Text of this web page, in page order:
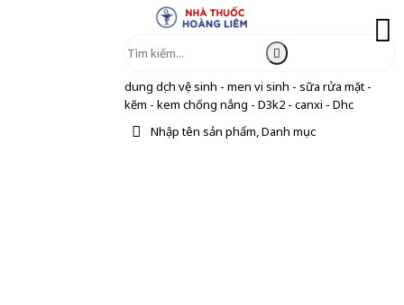
dung dịch vệ sinh - men vi sinh - sữa rửa mặt -
kẽm - kem chống nắng - D3k2 - canxi - Dhc
Nhập tên sản phẩm, Danh mục